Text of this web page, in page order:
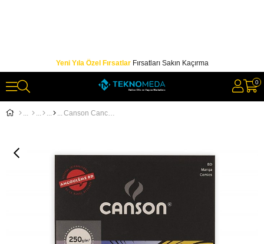
Yeni Yıla Özel FırsatlarFırsatları Sakın Kaçırma
0
Canson Cancomic&Manga İllüstrasyon Blok 12 Sayfa A3 250gr